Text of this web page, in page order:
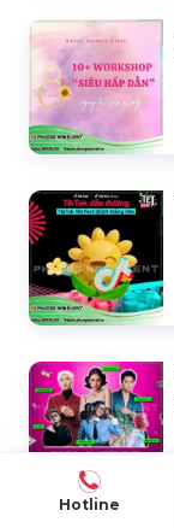
Hotline